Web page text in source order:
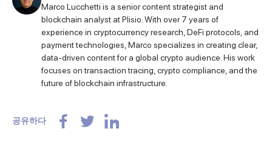
Marco Lucchetti is a senior content strategist and
blockchain analyst at Plisio. With over 7 years of
experience in cryptocurrency research, DeFi protocols, and
payment technologies, Marco specializes in creating clear,
data-driven content for a global crypto audience. His work
focuses on transaction tracing, crypto compliance, and the
future of blockchain infrastructure.
공유하다